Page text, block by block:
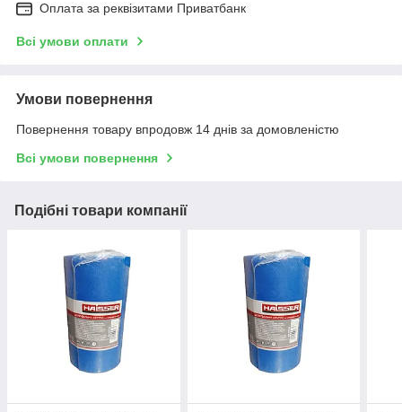
Оплата за реквізитами Приватбанк
Всі умови оплати
Умови повернення
Повернення товару впродовж 14 днів за домовленістю
Всі умови повернення
Подібні товари компанії